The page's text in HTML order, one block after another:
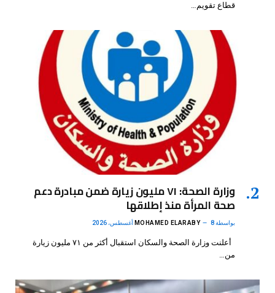
قطاع تقويم…
وزارة الصحة: ٧١ مليون زيارة ضمن مبادرة دعم
صحة المرأة منذ إطلاقها
بواسطة MOHAMED ELARABY 8 أغسطس، 2026
أعلنت وزارة الصحة والسكان استقبال أكثر من ٧١ مليون زيارة
من…